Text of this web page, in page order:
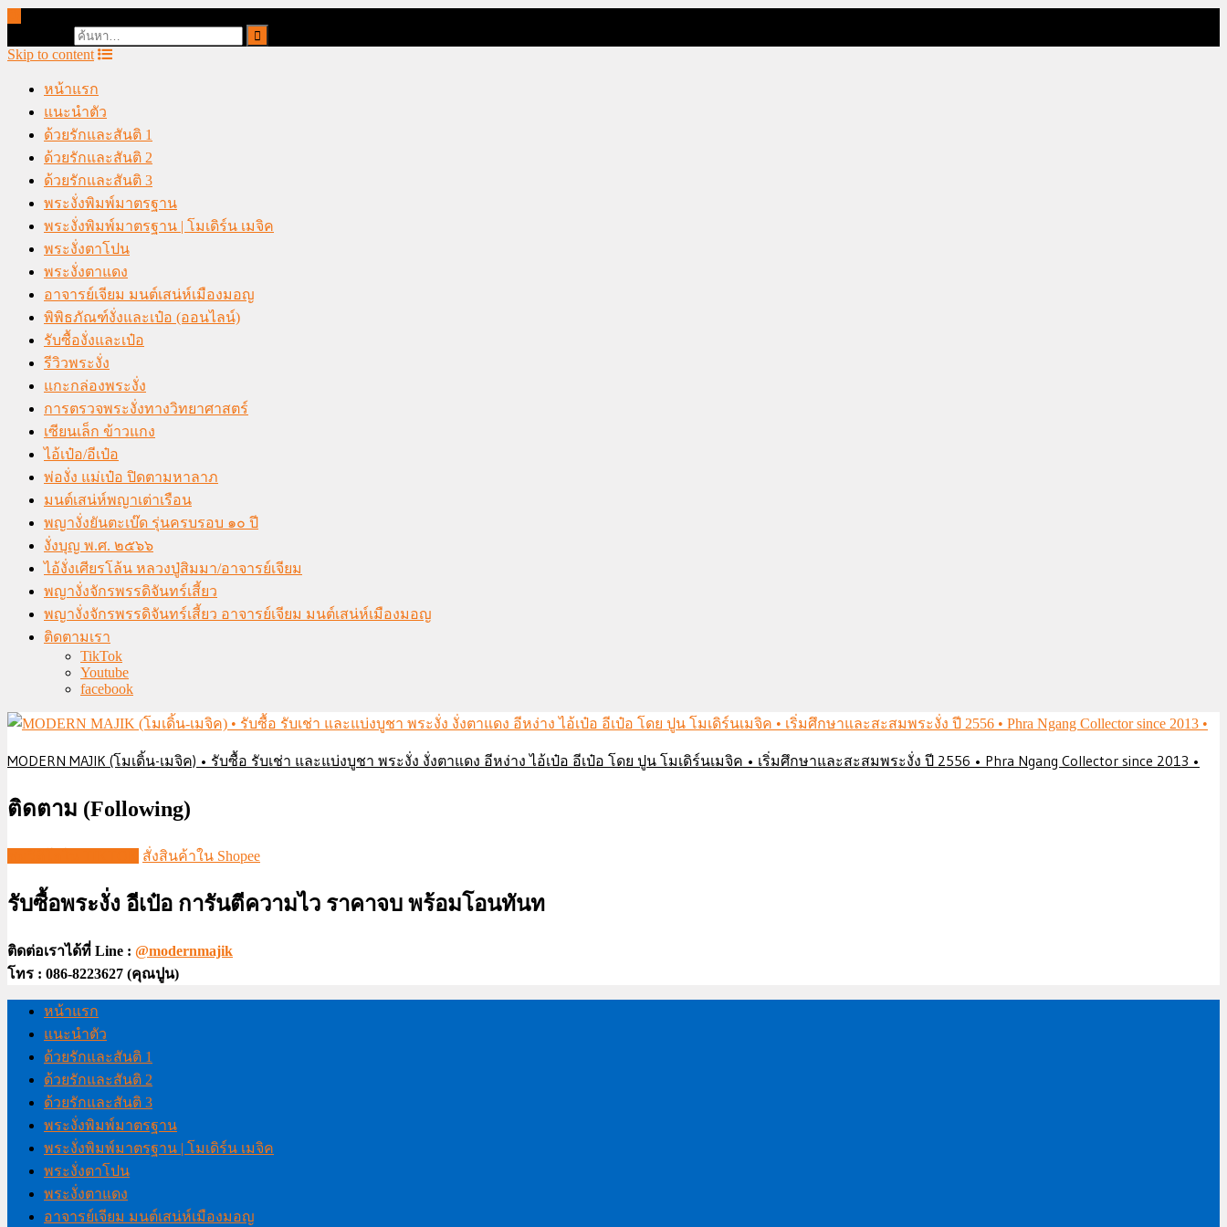
Skip to content
หน้าแรก
แนะนำตัว
ด้วยรักและสันติ 1
ด้วยรักและสันติ 2
ด้วยรักและสันติ 3
พระงั่งพิมพ์มาตรฐาน
พระงั่งพิมพ์มาตรฐาน | โมเดิร์น เมจิค
พระงั่งตาโปน
พระงั่งตาแดง
อาจารย์เจียม มนต์เสน่ห์เมืองมอญ
พิพิธภัณฑ์งั่งและเป๋อ (ออนไลน์)
รับซื้องั่งและเป๋อ
รีวิวพระงั่ง
แกะกล่องพระงั่ง
การตรวจพระงั่งทางวิทยาศาสตร์
เซียนเล็ก ข้าวแกง
ไอ้เป๋อ/อีเป๋อ
พ่องั่ง แม่เป๋อ ปิดตามหาลาภ
มนต์เสน่ห์พญาเต่าเรือน
พญางั่งยันตะเบ๊ด รุ่นครบรอบ ๑๐ ปี
งั่งบุญ พ.ศ. ๒๕๖๖
ไอ้งั่งเศียรโล้น หลวงปู่สิมมา/อาจารย์เจียม
พญางั่งจักรพรรดิจันทร์เสี้ยว
พญางั่งจักรพรรดิจันทร์เสี้ยว อาจารย์เจียม มนต์เสน่ห์เมืองมอญ
ติดตามเรา
TikTok
Youtube
facebook
MODERN MAJIK (โมเดิ้น-เมจิค) • รับซื้อ รับเช่า และแบ่งบูชา พระงั่ง งั่งตาแดง อีหง่าง ไอ้เป๋อ อีเป๋อ โดย ปูน โมเดิร์นเมจิค • เริ่มศึกษาและสะสมพระงั่ง ปี 2556 • Phra Ngang Collector since 2013 •
ติดตาม (Following)
สั่งสินค้าใน Shopee
รับซื้อพระงั่ง อีเป๋อ การันตีความไว ราคาจบ พร้อมโอนทันท
ติดต่อเราได้ที่ Line : @modernmajik
โทร : 086-8223627 (คุณปูน)
หน้าแรก
แนะนำตัว
ด้วยรักและสันติ 1
ด้วยรักและสันติ 2
ด้วยรักและสันติ 3
พระงั่งพิมพ์มาตรฐาน
พระงั่งพิมพ์มาตรฐาน | โมเดิร์น เมจิค
พระงั่งตาโปน
พระงั่งตาแดง
อาจารย์เจียม มนต์เสน่ห์เมืองมอญ